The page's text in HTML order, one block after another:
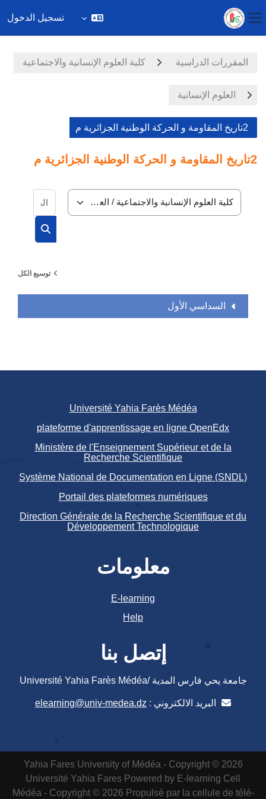
واجهة جانبية
تسجيل الدخول
المقررات الدراسية كلية العلوم الإنسانية والاجتماعية
العلوم الإنسانية
2تاريخ المقاومة و الحركة الوطنية الجزائرية م
2تاريخ المقاومة و الحركة الوطنية الجزائرية م
تصنيفات المقررات
توسيع الكل
السداسي الأول
Université Yahia Farès Médéa
plateforme d'apprentissage en ligne OpenEdx
Ministère de l'Enseignement Supérieur et de la
Recherche Scientifique
Système National de Documentation en Ligne (SNDL)
Portail des plateformes numériques
Direction Générale de la Recherche Scientifique et du
Développement Technologique
معلومات
E-learning
Help
إتصل بنا
جامعة يحي فارس المدية /Université Yahia Farès Médéa
البريد الالكتروني : elearning@univ-medea.dz
Yahia Fares University of Médéa - Copyright © 2026
Powered by E-learning Cell
Université Yahia Fares
Médéa - Copyright © 2026 Propulsé par la cellule de télé-